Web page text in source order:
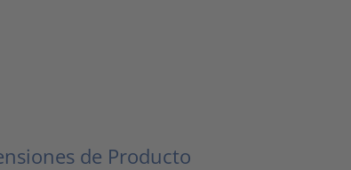
de Producto